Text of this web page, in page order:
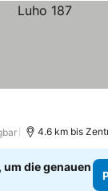
4.6 km bis
um die genauen